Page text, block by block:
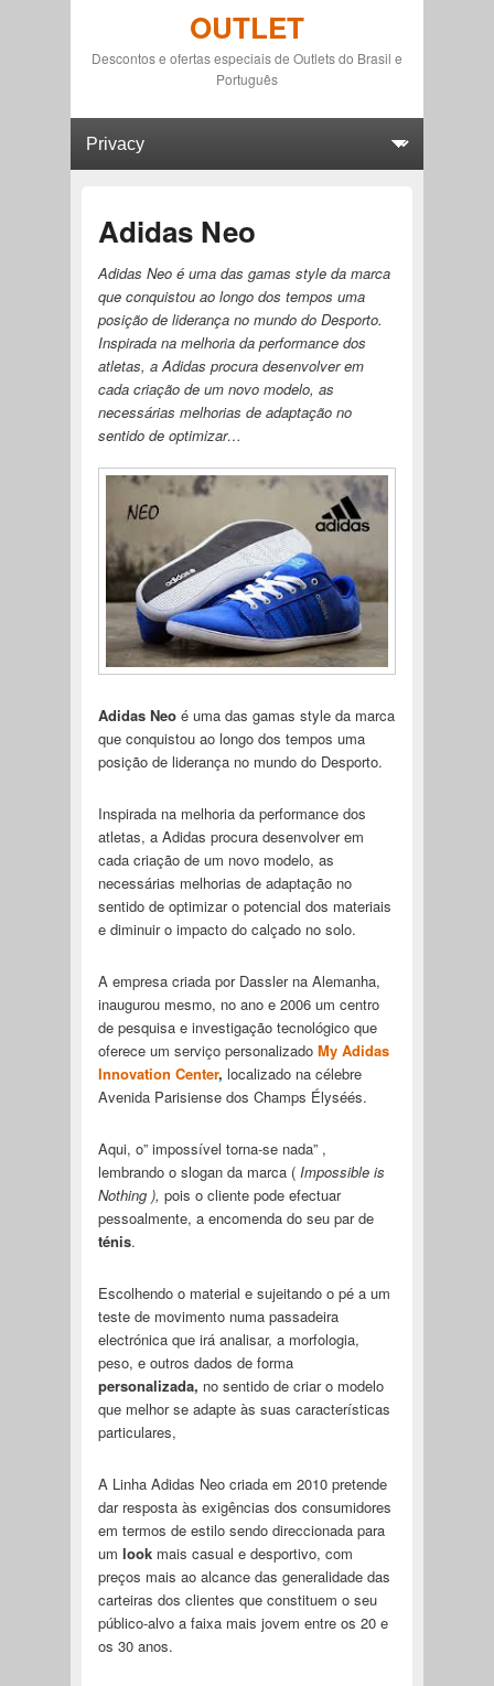
OUTLET
Descontos e ofertas especiais de Outlets do Brasil e
Português
Adidas Neo
Adidas Neo é uma das gamas style da marca
que conquistou ao longo dos tempos uma
posição de liderança no mundo do Desporto.
Inspirada na melhoria da performance dos
atletas, a Adidas procura desenvolver em
cada criação de um novo modelo, as
necessárias melhorias de adaptação no
sentido de optimizar…
Adidas Neoé uma das gamas style da marca
que conquistou ao longo dos tempos uma
posição de liderança no mundo do Desporto.
Inspirada na melhoria da performance dos
atletas, a Adidas procura desenvolver em
cada criação de um novo modelo, as
necessárias melhorias de adaptação no
sentido de optimizar o potencial dos materiais
e diminuir o impacto do calçado no solo.
A empresa criada por Dassler na Alemanha,
inaugurou mesmo, no ano e 2006 um centro
de pesquisa e investigação tecnológico que
oferece um serviço personalizado My Adidas
Innovation Center, localizado na célebre
Avenida Parisiense dos Champs Élyséés.
Aqui, o” impossível torna-se nada” ,
lembrando o slogan da marca (Impossible is
Nothing ), pois o cliente pode efectuar
pessoalmente, a encomenda do seu par de
ténis.
Escolhendo o material e sujeitando o pé a um
teste de movimento numa passadeira
electrónica que irá analisar, a morfologia,
peso, e outros dados de forma
personalizada, no sentido de criar o modelo
que melhor se adapte às suas características
particulares,
A Linha Adidas Neo criada em 2010 pretende
dar resposta às exigências dos consumidores
em termos de estilo sendo direccionada para
um lookmais casual e desportivo, com
preços mais ao alcance das generalidade das
carteiras dos clientes que constituem o seu
público-alvo a faixa mais jovem entre os 20 e
os 30 anos.